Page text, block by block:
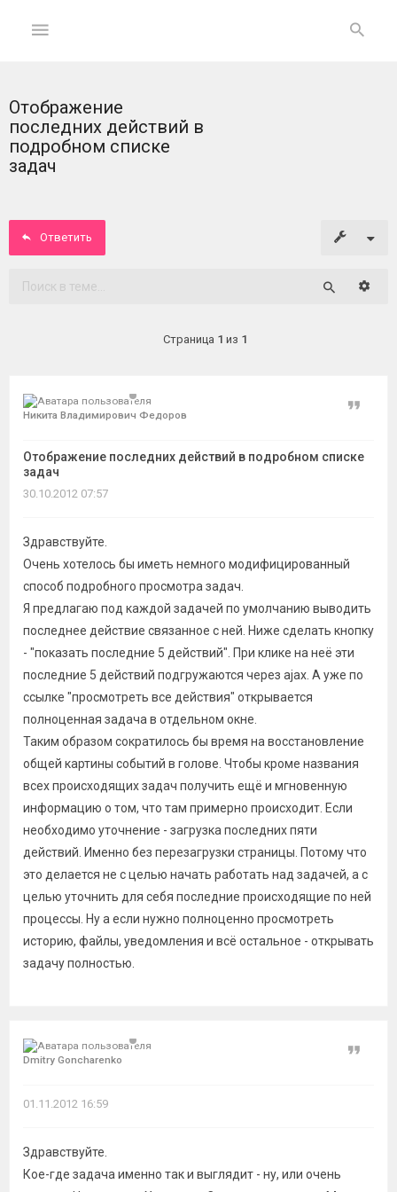
ГЛАВНАЯ
На
главную
Вход
темы
Отображение
последних действий в
подробном списке
задач
Ответить
Страница 1 из 1
Никита Владимирович Федоров
Отображение последних действий в подробном списке
задач
Цитата
30.10.2012 07:57
Здравствуйте.
Очень хотелось бы иметь немного модифицированный
способ подробного просмотра задач.
Я предлагаю под каждой задачей по умолчанию выводить
последнее действие связанное с ней. Ниже сделать кнопку
- "показать последние 5 действий". При клике на неё эти
последние 5 действий подгружаются через ajax. А уже по
ссылке "просмотреть все действия" открывается
полноценная задача в отдельном окне.
Таким образом сократилось бы время на восстановление
общей картины событий в голове. Чтобы кроме названия
всех происходящих задач получить ещё и мгновенную
информацию о том, что там примерно происходит. Если
необходимо уточнение - загрузка последних пяти
действий. Именно без перезагрузки страницы. Потому что
это делается не с целью начать работать над задачей, а с
целью уточнить для себя последние происходящие по ней
процессы. Ну а если нужно полноценно просмотреть
историю, файлы, уведомления и всё остальное - открывать
задачу полностью.
Dmitry Goncharenko
Цитата
01.11.2012 16:59
Здравствуйте.
Кое-где задача именно так и выглядит - ну, или очень